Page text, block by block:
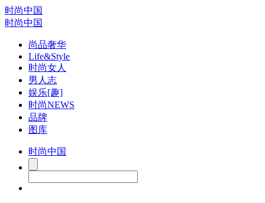
时尚中国
时尚中国
尚品奢华
Life&Style
时尚女人
男人志
娱乐[趣]
时尚NEWS
品牌
图库
时尚中国